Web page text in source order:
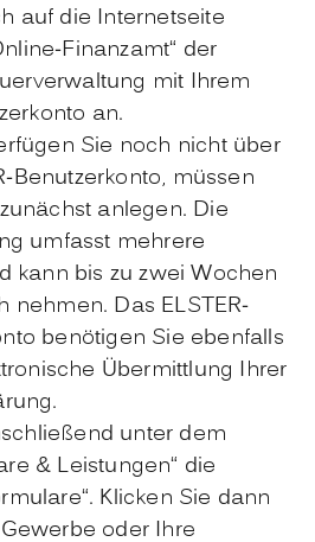
auf die Internetseite
Finanzamt“ der
mit Ihrem
an.
Sie noch nicht über
Benutzerkonto, müssen
anlegen. Die
umfasst mehrere
kann bis zu zwei Wochen
nehmen. Das ELSTER-
benötigen Sie ebenfalls
Übermittlung Ihrer
unter dem
& Leistungen“ die
Klicken Sie dann
oder Ihre